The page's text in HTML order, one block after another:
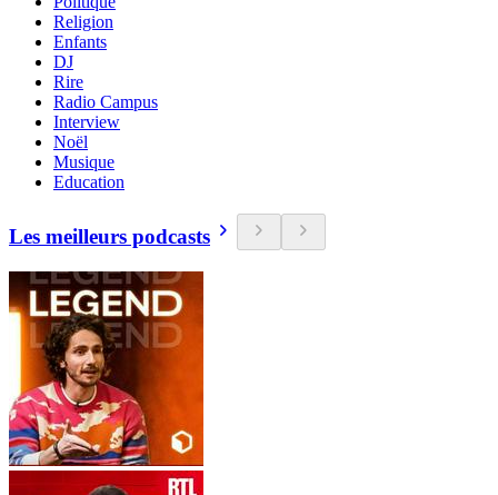
Religion
Enfants
DJ
Rire
Radio Campus
Interview
Noël
Musique
Education
Les meilleurs podcasts